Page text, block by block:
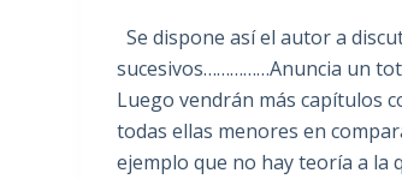
Se dispone así el autor a
sucesivos……………Anuncia un
Luego vendrán más capítulos
todas ellas menores en
ejemplo que no hay teoría a la